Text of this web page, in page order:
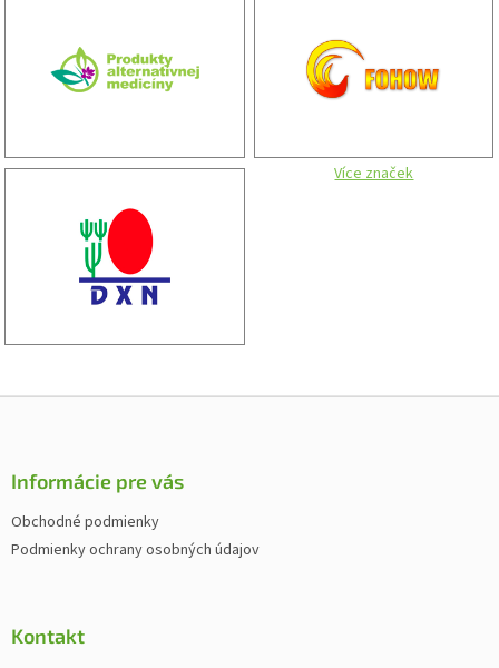
Více značek
Z
Informácie pre vás
Obchodné podmienky
Podmienky ochrany osobných údajov
Kontakt